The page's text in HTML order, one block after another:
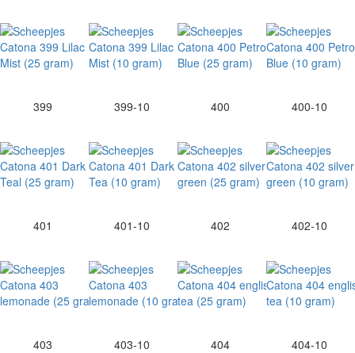
399 399-10 400 400-10
401 401-10 402 402-10
403 403-10 404 404-10